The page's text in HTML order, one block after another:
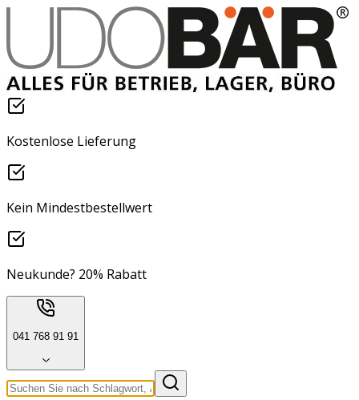
Kostenlose Lieferung
Kein Mindestbestellwert
Neukunde? 20% Rabatt
041 768 91 91